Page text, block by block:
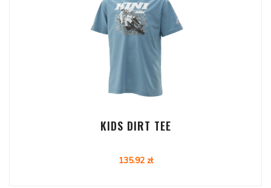
KIDS DIRT TEE
135.92 zł